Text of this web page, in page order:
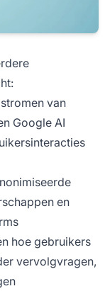
van
Google AI
en
hoe gebruikers
vervolgvragen,